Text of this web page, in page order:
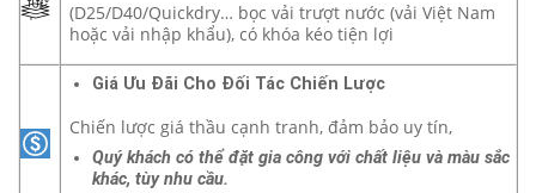
(D25/D40/Quickdry… bọc vải trượt nước (vải Việt Nam
hoặc vải nhập khẩu), có khóa kéo tiện lợi
Giá Ưu Đãi Cho Đối Tác Chiến Lược
Chiến lược giá thầu cạnh tranh, đảm bảo uy tín,
Quý khách có thể đặt gia công với chất liệu và màu sắc
khác, tùy nhu cầu.